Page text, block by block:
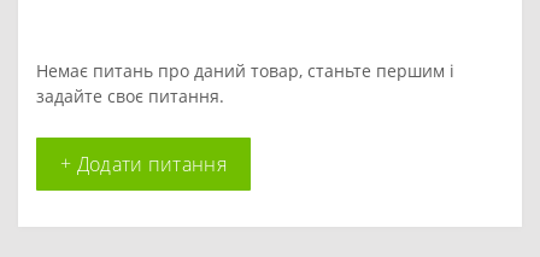
Немає питань про даний товар, станьте першим і
задайте своє питання.
+ Додати питання